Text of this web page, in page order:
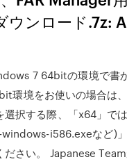
ウンロード.7z:
7 64bitの環境で書
環境をお使いの場合は
選択する際、「x64」で
windows-i586.exeなど)
ださい。 Japanese